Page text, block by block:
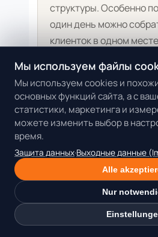
структуры. Особенно
один день можно
клиенток в одном
Нужно ли
отказываться от
Нет. День в Dollea
мобильную работу.
длительные или
процедуры перенести в
профессиональный
Какие
Мы используем файлы
Мы используем cookies и
основных функций сайта, а с
статистики, маркетинга и
можете изменить выбор в
время.
Защита данных·Выходные данные
Alle
Nur